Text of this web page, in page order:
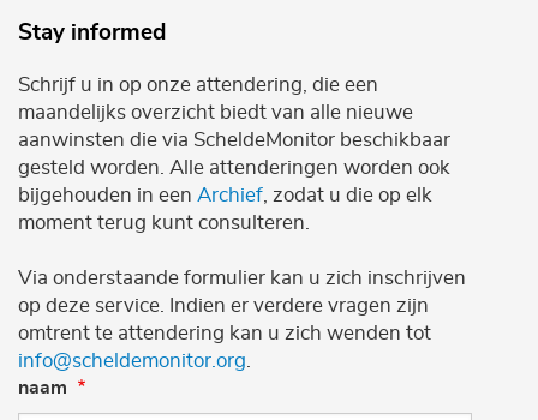
Stay informed
Schrijf u in op onze attendering, die een
maandelijks overzicht biedt van alle nieuwe
aanwinsten die via ScheldeMonitor beschikbaar
gesteld worden. Alle attenderingen worden ook
bijgehouden in een Archief , zodat u die op elk
moment terug kunt consulteren.
Via onderstaande formulier kan u zich inschrijven
op deze service. Indien er verdere vragen zijn
omtrent te attendering kan u zich wenden tot
info@scheldemonitor.org
naam